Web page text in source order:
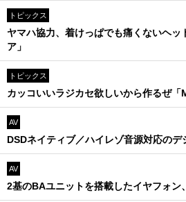
トピックス
ヤマハ協力、着けっぱでも痛くないヘッ
ア」
トピックス
カッコいいラジカセ欲しいから作るぜ「
AV
DSDネイティブ／ハイレゾ音源対応のデ
AV
2基のBAユニットを搭載したイヤフォン